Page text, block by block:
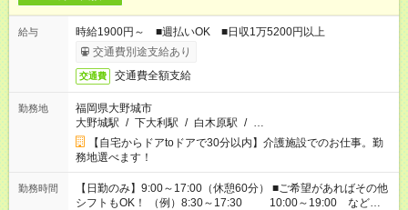
給与
時給1900円～ ■週払いOK ■日収1万5200円以上
交通費別途支給あり
交通費 交通費全額支給
勤務地
福岡県大野城市
大野城駅 / 下大利駅 / 白木原駅 / …
【自宅からドアtoドアで30分以内】介護施設でのお仕事。勤
務地選べます！
勤務時間
【日勤のみ】9:00～17:00（休憩60分） ■ご希望があればその他
シフトもOK！ （例）8:30～17:30 10:00～19:00 など